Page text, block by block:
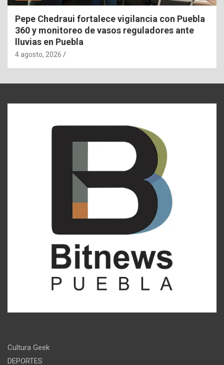
Pepe Chedraui fortalece vigilancia con Puebla
360 y monitoreo de vasos reguladores ante
lluvias en Puebla
4 agosto, 2026
Cultura Geek
DEPORTES